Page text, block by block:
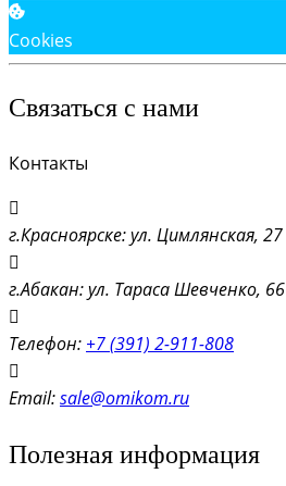
Cookies
Связаться с нами
Контакты
г.Красноярске: ул. Цимлянская, 27
г.Абакан: ул. Тараса Шевченко, 66
Телефон: +7 (391) 2-911-808
Email:sale@omikom.ru
Полезная информация